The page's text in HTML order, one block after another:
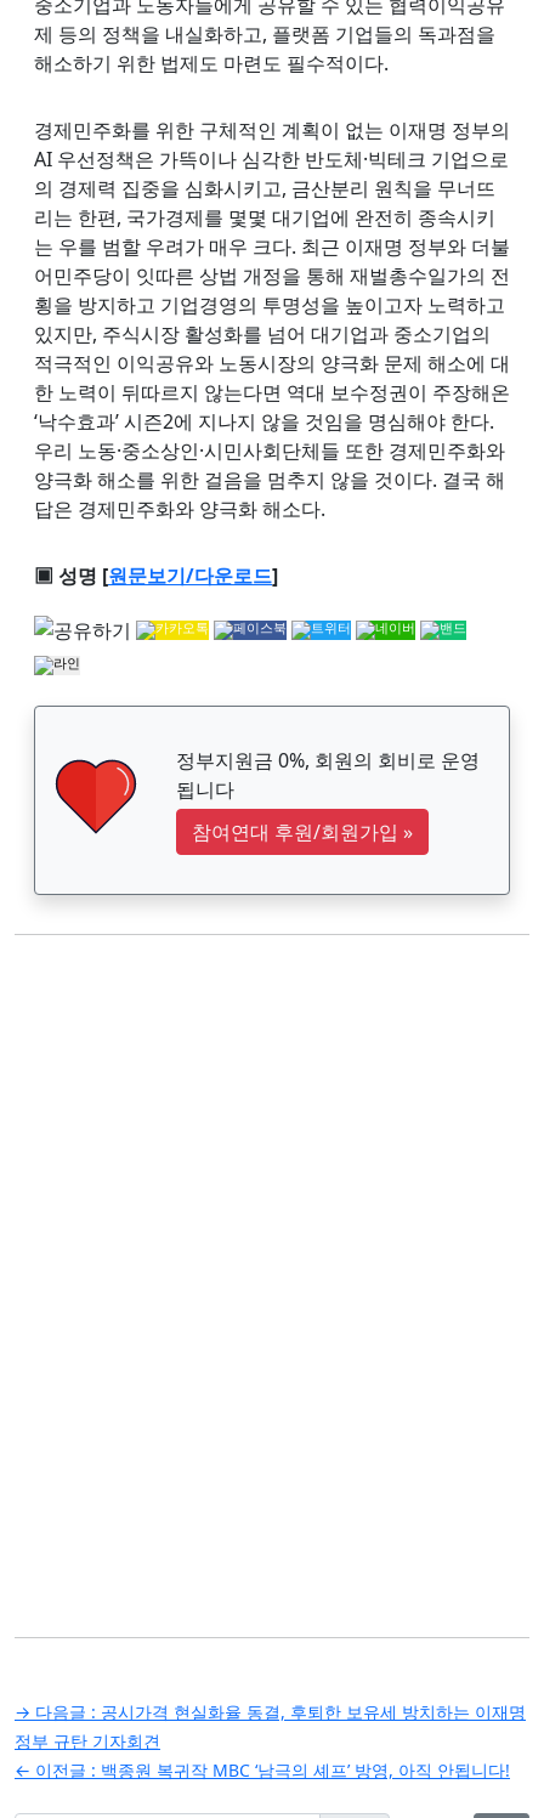
제 등의 정책을 내실화하고, 플랫폼 기업들의 독과점을
해소하기 위한 법제도 마련도 필수적이다.
경제민주화를 위한 구체적인 계획이 없는 이재명 정부의
AI 우선정책은 가뜩이나 심각한 반도체·빅테크 기업으로
의 경제력 집중을 심화시키고, 금산분리 원칙을 무너뜨
리는 한편, 국가경제를 몇몇 대기업에 완전히 종속시키
는 우를 범할 우려가 매우 크다. 최근 이재명 정부와 더불
어민주당이 잇따른 상법 개정을 통해 재벌총수일가의 전
횡을 방지하고 기업경영의 투명성을 높이고자 노력하고
있지만, 주식시장 활성화를 넘어 대기업과 중소기업의
적극적인 이익공유와 노동시장의 양극화 문제 해소에 대
한 노력이 뒤따르지 않는다면 역대 보수정권이 주장해온
‘낙수효과’ 시즌2에 지나지 않을 것임을 명심해야 한다.
우리 노동·중소상인·시민사회단체들 또한 경제민주화와
양극화 해소를 위한 걸음을 멈추지 않을 것이다. 결국 해
답은 경제민주화와 양극화 해소다.
▣ 성명 [원문보기/다운로드]
정부지원금 0%, 회원의 회비로 운영
됩니다
참여연대 후원/회원가입 »
글
탐
색
→ 다음글 : 공시가격 현실화율 동결, 후퇴한 보유세 방치하는 이재명
정부 규탄 기자회견
← 이전글 : 백종원 복귀작 MBC ‘남극의 셰프’ 방영, 아직 안됩니다!